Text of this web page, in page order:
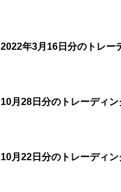
2022年3月16日分のトレー
10月28日分のトレーディン
10月22日分のトレーディン